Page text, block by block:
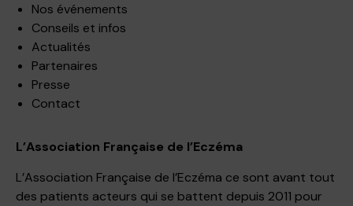
Nos événements
Conseils et infos
Actualités
Partenaires
Presse
Contact
L’Association Française de l’Eczéma
L’Association Française de l’Eczéma ce sont avant tout
des patients acteurs qui se battent depuis 2011 pour